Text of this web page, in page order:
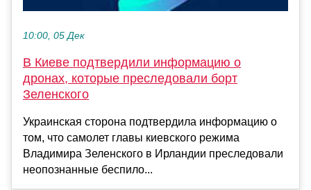
10:00, 05 Дек
В Киеве подтвердили информацию о
дронах, которые преследовали борт
Зеленского
Украинская сторона подтвердила информацию о
том, что самолет главы киевского режима
Владимира Зеленского в Ирландии преследовали
неопознанные беспило...